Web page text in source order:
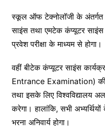
स्कूल ऑफ टेक्नोलॉजी के अंतर्गत
साइंस तथा एमटेक कंप्यूटर साइंस
प्रवेश परीक्षा के माध्यम से होगा।
वहीं बीटेक कंप्यूटर साइंस
Entrance Examination) की
तथा इसके लिए विश्वविद्यालय
करेगा। हालांकि, सभी
भरना अनिवार्य होगा।